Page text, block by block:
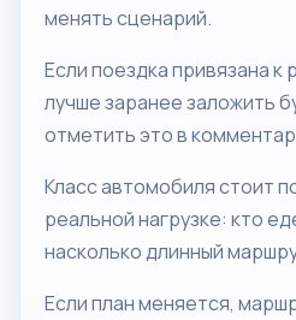
менять сценарий.
Если поездка привязана к
лучше заранее заложить
отметить это в
Класс автомобиля стоит
реальной нагрузке: кто
насколько длинный
Если план меняется,